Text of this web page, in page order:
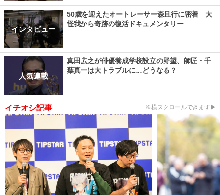
インタビュー
50歳を迎えたオートレーサー森且行に密着 大
怪我から奇跡の復活ドキュメンタリー
人気連載
真田広之が俳優養成学校設立の野望、師匠・千
葉真一は大トラブルに…どうなる？
イチオシ記事 ※横スクロールできます▶